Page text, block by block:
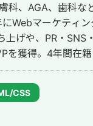
科、AGA、歯科な
げや、PR・SNS
得。4年間在籍し独
ジニア兼総合
を創設し、法人と
CSS